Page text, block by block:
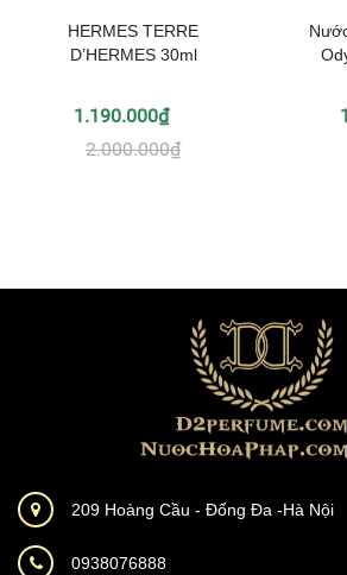
HERMES TERRE
D’HERMES 30ml
1.190.000₫
2.000.000₫
209 Hoàng Cầu - Đống Đa -Hà Nội
0938076888